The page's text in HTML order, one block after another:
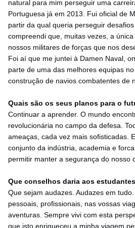
natural para mim perseguir uma
Portuguesa já em 2013. Fui oficial de
partir da qual queria perseguir
compreendi que, muitas vezes, a
nossos militares de forças que nos
Foi aí que me juntei à Damen Naval,
parte de uma das melhores equipas
construção de navios combatentes de
Quais são os seus planos para o
Continuar a aprender. O mundo
revolucionária no campo da defesa.
ameaças, cada vez mais sofisticadas.
conjunto da indústria, academia e
permitir manter a segurança do nosso
Que conselhos daria aos
Que sejam audazes. Audazes em
pessoais, profissionais, nas vossas
aventuras. Sempre vivi com esta
que isto enriqueceu a minha viagem